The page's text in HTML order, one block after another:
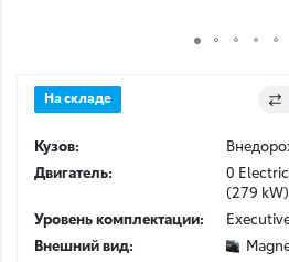
На складе
Кузов:
Двигатель:
0
(279 kW)
Уровень комплектации:
Внешний вид: